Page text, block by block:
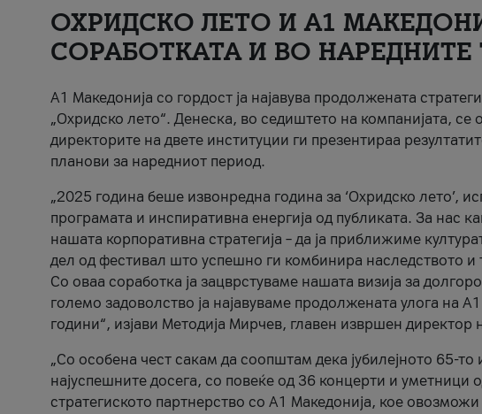
ОХРИДСКО ЛЕТО И A1
СОРАБОТКАТА И ВО НАРЕДНИТЕ
A1 Македонија со гордост ја најавува продолжената
„Охридско лето“. Денеска, во седиштето на компанијата,
директорите на двете институции ги презентираа
планови за наредниот период.
„2025 година беше извонредна година за ‘Охридско лето’,
програмата и инспиративна енергија од публиката. За нас
нашата корпоративна стратегија – да ја приближиме
дел од фестивал што успешно ги комбинира наследството
Со оваа соработка ја зацврстуваме нашата визија за
големо задоволство ја најавуваме продолжената улога на
години“, изјави Методија Мирчев, главен извршен директор
„Со особена чест сакам да соопштам дека јубилејното 65-
најуспешните досега, со повеќе од 36 концерти и уметници
стратегиското партнерство со А1 Македонија, кое